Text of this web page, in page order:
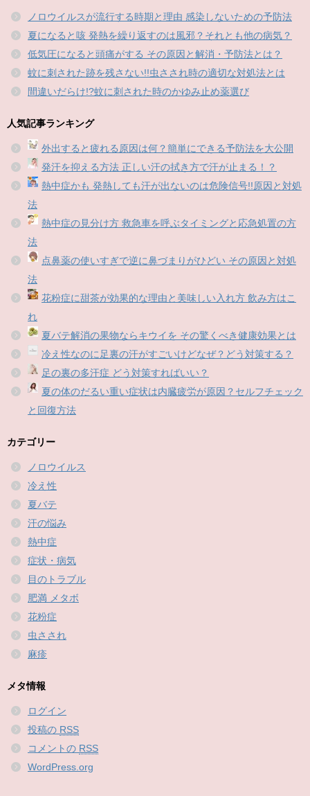
ノロウイルスが流行する時期と理由 感染しないための予防法
夏になると咳 発熱を繰り返すのは風邪？それとも他の病気？
低気圧になると頭痛がする その原因と解消・予防法とは？
蚊に刺された跡を残さない!!虫さされ時の適切な対処法とは
間違いだらけ!?蚊に刺された時のかゆみ止め薬選び
人気記事ランキング
外出すると疲れる原因は何？簡単にできる予防法を大公開
発汗を抑える方法 正しい汗の拭き方で汗が止まる！？
熱中症かも 発熱しても汗が出ないのは危険信号!!原因と対処
法
熱中症の見分け方 救急車を呼ぶタイミングと応急処置の方
法
点鼻薬の使いすぎで逆に鼻づまりがひどい その原因と対処
法
花粉症に甜茶が効果的な理由と美味しい入れ方 飲み方はこ
れ
夏バテ解消の果物ならキウイを その驚くべき健康効果とは
冷え性なのに足裏の汗がすごいけどなぜ？どう対策する？
足の裏の多汗症 どう対策すればいい？
夏の体のだるい重い症状は内臓疲労が原因？セルフチェック
と回復方法
カテゴリー
ノロウイルス
冷え性
夏バテ
汗の悩み
熱中症
症状・病気
目のトラブル
肥満 メタボ
花粉症
虫さされ
麻疹
メタ情報
ログイン
投稿の RSS
コメントの RSS
WordPress.org